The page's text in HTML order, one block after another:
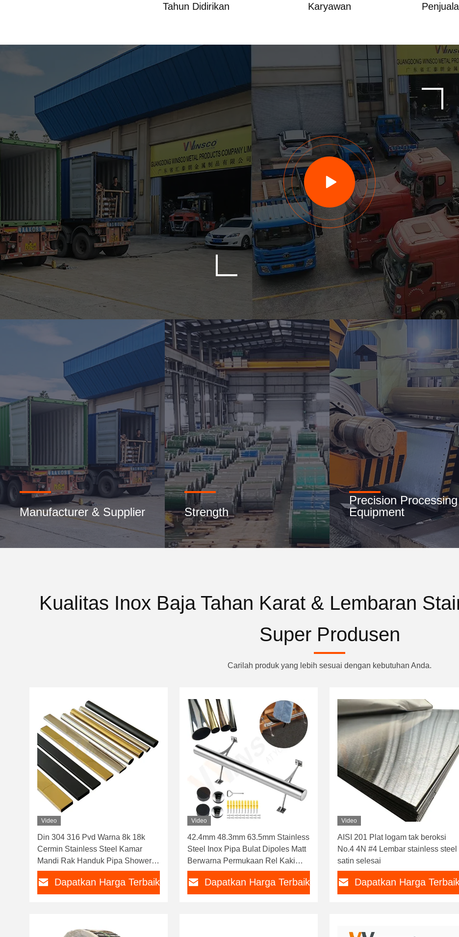
Tahun Didirikan Karyawan
Manufacturer & Supplier Strength
Precision Processing
Equipment
Kualitas Inox Baja Tahan Karat & Lembaran
Super Produsen
Carilah produk yang lebih sesuai dengan kebutuhan Anda.
Video
Din 304 316 Pvd Warna 8k 18k
Cermin Stainless Steel Kamar
Mandi Rak Handuk Pipa Shower
Kandang Perlengkapan Tabung
Dapatkan Harga Terbaik
Video
42.4mm 48.3mm 63.5mm Stainless
Steel Inox Pipa Bulat Dipoles Matt
Berwarna Permukaan Rel Kaki
Tabung 201 304 316
Dapatkan Harga Terbaik
Video
AISI 201 Plat logam tak beroksi
No.4 4N #4 Lembar stainless steel
satin selesai
Dapatkan Harga